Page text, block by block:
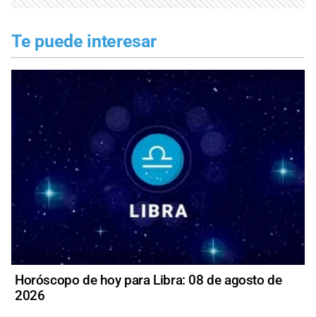
Te puede interesar
Horóscopo de hoy para Libra: 08 de agosto de
2026